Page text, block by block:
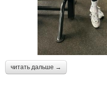
читать дальше →